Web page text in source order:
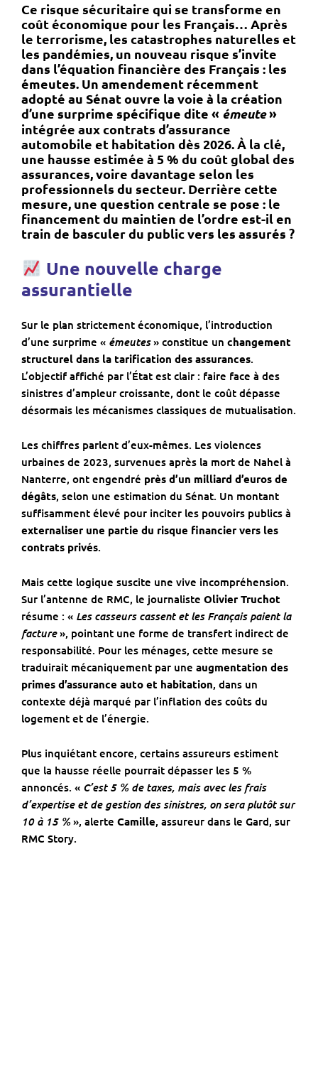
Ce risque sécuritaire qui se transforme en
coût économique pour les Français… Après
le terrorisme, les catastrophes naturelles et
les pandémies, un nouveau risque s’invite
dans l’équation financière des Français : les
émeutes. Un amendement récemment
adopté au Sénat ouvre la voie à la création
d’une surprime spécifique dite « émeute»
intégrée aux contrats d’assurance
automobile et habitation dès 2026. À la clé,
une hausse estimée à 5 % du coût global des
assurances, voire davantage selon les
professionnels du secteur. Derrière cette
mesure, une question centrale se pose : le
financement du maintien de l’ordre est-il en
train de basculer du public vers les assurés ?
Une nouvelle charge
assurantielle
Sur le plan strictement économique, l’introduction
d’une surprime « émeutes» constitue un changement
structurel dans la tarification des assurances.
L’objectif affiché par l’État est clair : faire face à des
sinistres d’ampleur croissante, dont le coût dépasse
désormais les mécanismes classiques de mutualisation.
Les chiffres parlent d’eux-mêmes. Les violences
urbaines de 2023, survenues après la mort de Nahel à
Nanterre, ont engendré près d’un milliard d’euros de
dégâts, selon une estimation du Sénat. Un montant
suffisamment élevé pour inciter les pouvoirs publics à
externaliser une partie du risque financier vers les
contrats privés.
Mais cette logique suscite une vive incompréhension.
Sur l’antenne de RMC, le journaliste Olivier Truchot
résume : « Les casseurs cassent et les Français paient la
facture», pointant une forme de transfert indirect de
responsabilité. Pour les ménages, cette mesure se
traduirait mécaniquement par une augmentation des
primes d’assurance auto et habitation, dans un
contexte déjà marqué par l’inflation des coûts du
logement et de l’énergie.
Plus inquiétant encore, certains assureurs estiment
que la hausse réelle pourrait dépasser les 5 %
annoncés. « C’est 5 % de taxes, mais avec les frais
d’expertise et de gestion des sinistres, on sera plutôt sur
10 à 15 %», alerte Camille, assureur dans le Gard, sur
RMC Story.